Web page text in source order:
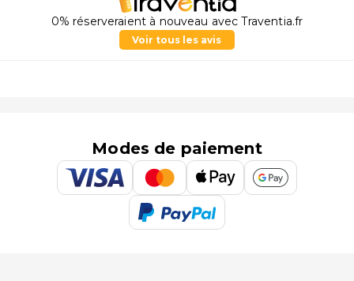
0% réserveraient à nouveau avec Traventia.fr
Voir tous les avis
Modes de paiement